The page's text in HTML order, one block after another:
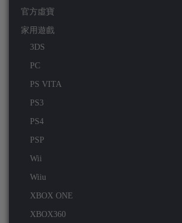
官方虛寶
家用遊戲
3DS
PC
PS VITA
PS3
PS4
PSP
Wii
Wiiu
XBOX ONE
XBOX360